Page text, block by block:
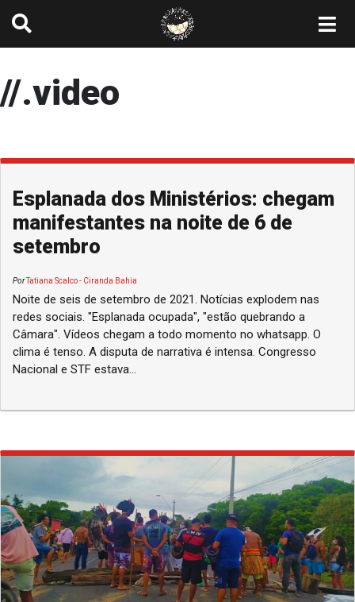
//.video
Esplanada dos Ministérios: chegam
manifestantes na noite de 6 de
setembro
PorTatiana Scalco - Ciranda Bahia
Noite de seis de setembro de 2021. Notícias explodem nas
redes sociais. "Esplanada ocupada", "estão quebrando a
Câmara". Vídeos chegam a todo momento no whatsapp. O
clima é tenso. A disputa de narrativa é intensa. Congresso
Nacional e STF estava...